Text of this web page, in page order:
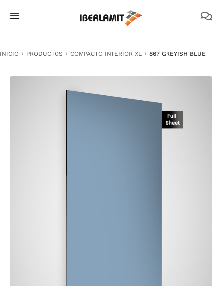
Toggle
NOSOTROS
INICIO PRODUCTOS COMPACTO INTERIOR XL 867 GREYISH BLUE